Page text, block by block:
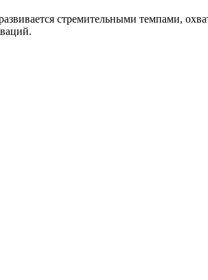
стремительными темпами,